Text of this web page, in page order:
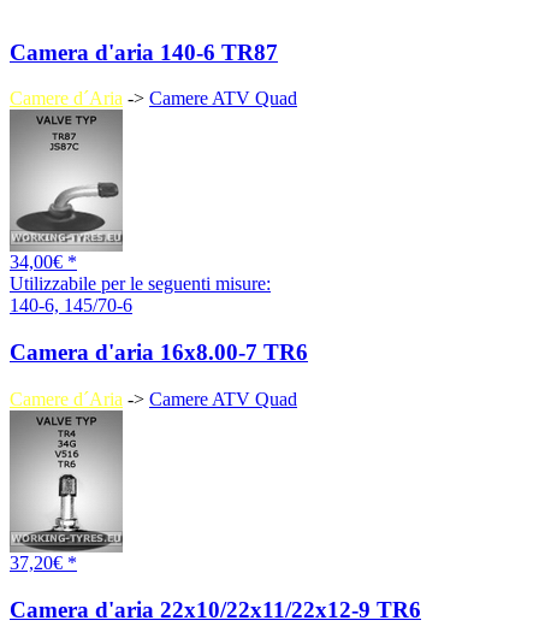
Camera d'aria 140-6 TR87
Camere d´Aria -> Camere ATV Quad
34,00€ *
Utilizzabile per le seguenti misure:
140-6, 145/70-6
Camera d'aria 16x8.00-7 TR6
Camere d´Aria -> Camere ATV Quad
37,20€ *
Camera d'aria 22x10/22x11/22x12-9 TR6